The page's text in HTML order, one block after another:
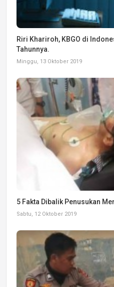
Riri Khariroh, KBGO di
Tahunnya.
Minggu, 13 Oktober 2019
5 Fakta Dibalik Penusukan
Sabtu, 12 Oktober 2019